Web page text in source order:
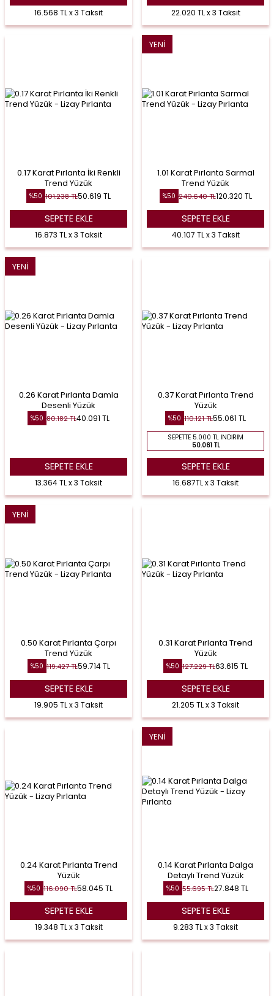
16.568 TL x 3 Taksit 22.020 TL x 3 Taksit
0.17 Karat Pırlanta İki Renkli
Trend Yüzük
%50 101.238TL50.619 TL
SEPETE EKLE
16.873 TL x 3 Taksit
YENI
1.01 Karat Pırlanta Sarmal
Trend Yüzük
%50 240.640TL120.320 TL
SEPETE EKLE
40.107 TL x 3 Taksit
YENI
0.26 Karat Pırlanta Damla
Desenli Yüzük
%50 80.182TL40.091 TL
SEPETE EKLE
13.364 TL x 3 Taksit
0.37 Karat Pırlanta Trend
Yüzük
%50 110.121TL55.061 TL
SEPETTE 5.000 TL İNDIRIM
50.061 TL
SEPETE EKLE
16.687TL x 3 Taksit
YENI
0.50 Karat Pırlanta Çarpı
Trend Yüzük
%50 119.427TL59.714TL
SEPETE EKLE
19.905 TL x 3 Taksit
0.31 Karat Pırlanta Trend
Yüzük
%50 127.229TL63.615 TL
SEPETE EKLE
21.205 TL x 3 Taksit
0.24 Karat Pırlanta Trend
Yüzük
%50 116.090TL58.045 TL
SEPETE EKLE
19.348 TL x 3 Taksit
YENI
0.14 Karat Pırlanta Dalga
Detaylı Trend Yüzük
%50 55.695TL27.848 TL
SEPETE EKLE
9.283 TL x 3 Taksit